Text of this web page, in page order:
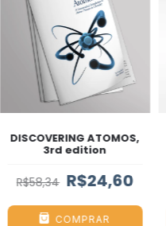
DISCOVERING ATOMOS,
3rd edition
R$58,34 R$24,60
COMPRAR